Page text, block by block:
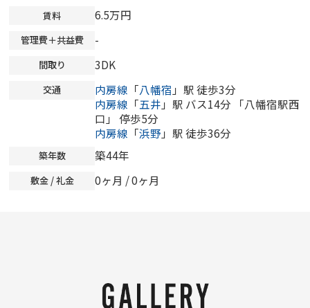
賃料 6.5万円
管理費＋共益費 -
間取り 3DK
交通 内房線 「八幡宿 」駅 徒歩3分
内房線 「五井 」駅 バス14分 「八幡宿駅西
口」 停歩5分
内房線 「浜野 」駅 徒歩36分
築年数 築44年
敷金 / 礼金 0ヶ月 /0ヶ月